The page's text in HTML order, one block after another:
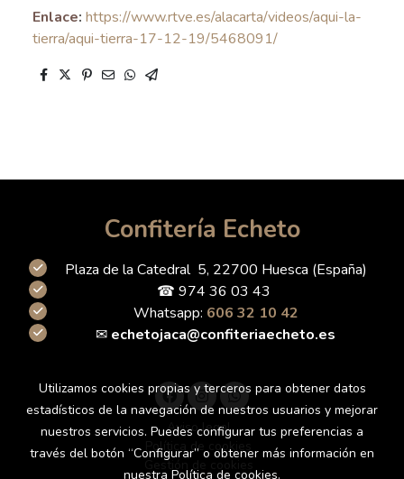
Enlace: https://www.rtve.es/alacarta/videos/aqui-la-
tierra/aqui-tierra-17-12-19/5468091/
Confitería Echeto
Plaza de la Catedral 5, 22700 Huesca (España)
☎ 974 36 03 43
Whatsapp: 606 32 10 42
✉ echetojaca@confiteriaecheto.es
Aviso legal
Política de cookies
Gestión de cookies
Utilizamos cookies propias y terceros para obtener datos
estadísticos de la navegación de nuestros usuarios y mejorar
nuestros servicios. Puedes configurar tus preferencias a
través del botón “Configurar” o obtener más información en
nuestra Política de cookies.